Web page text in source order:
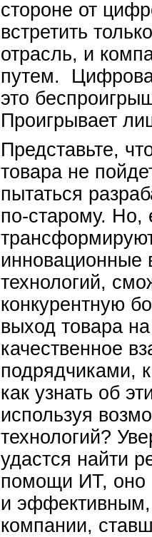
стороне от
встретить
отрасль, и
путем.
это
Проигрывает
Представьте,
товара не
пытаться
по-старому. Но,
инновационные
технологий,
конкурентную
выход товара
качественное
подрядчиками,
как узнать об
используя
технологий?
удастся найти
помощи ИТ, оно
и эффективным,
компании,